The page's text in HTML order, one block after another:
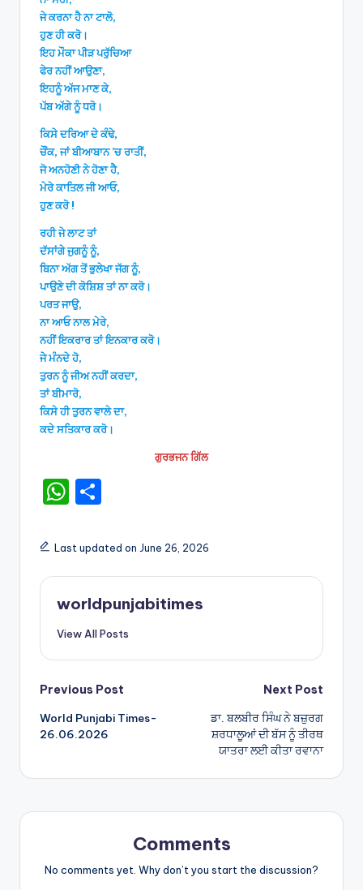
ਜੇ ਕਰਨਾ ਹੈ ਨਾ ਟਾਲੋ,
ਹੁਣ ਹੀ ਕਰੋ।
ਇਹ ਮੌਕਾ ਪੀੜ ਪਰੁੱਚਿਆ
ਫੇਰ ਨਹੀਂ ਆਉਣਾ,
ਇਹਨੂੰ ਅੱਜ ਮਾਣ ਕੇ,
ਪੱਬ ਅੱਗੇ ਨੂੰ ਧਰੋ।
ਕਿਸੇ ਦਰਿਆ ਦੇ ਕੰਢੇ,
ਚੌਂਕ, ਜਾਂ ਬੀਆਬਾਨ ’ਚ ਰਾਤੀਂ,
ਜੋ ਅਨਹੋਣੀ ਨੇ ਹੋਣਾ ਹੈ,
ਮੇਰੇ ਕਾਤਿਲ ਜੀ ਆਓ,
ਹੁਣ ਕਰੋ !
ਰਹੀ ਜੇ ਲਾਟ ਤਾਂ
ਦੱਸਾਂਗੇ ਜੁਗਨੂੰ ਨੂੰ,
ਬਿਨਾ ਅੱਗ ਤੋਂ ਭੁਲੇਖਾ ਜੱਗ ਨੂੰ,
ਪਾਉਣੇ ਦੀ ਕੋਸ਼ਿਸ਼ ਤਾਂ ਨਾ ਕਰੋ।
ਪਰਤ ਜਾਉ,
ਨਾ ਆਓ ਨਾਲ ਮੇਰੇ,
ਨਹੀਂ ਇਕਰਾਰ ਤਾਂ ਇਨਕਾਰ ਕਰੋ।
ਜੇ ਮੰਨਦੇ ਹੋ,
ਤੁਰਨ ਨੂੰ ਜੀਅ ਨਹੀਂ ਕਰਦਾ,
ਤਾਂ ਬੀਮਾਰੋ,
ਕਿਸੇ ਹੀ ਤੁਰਨ ਵਾਲੇ ਦਾ,
ਕਦੇ ਸਤਿਕਾਰ ਕਰੋ।
ਗੁਰਭਜਨ ਗਿੱਲ
W
a
ts
A
p
ar
e
Last updated on June 26, 2026
worldpunjabitimes
View All Posts
Post
navigation
Previous Post
World Punjabi Times-
26.06.2026
Next Post
ਡਾ. ਬਲਬੀਰ ਸਿੰਘ ਨੇ ਬਜ਼ੁਰਗ
ਸ਼ਰਧਾਲੂਆਂ ਦੀ ਬੱਸ ਨੂੰ ਤੀਰਥ
ਯਾਤਰਾ ਲਈ ਕੀਤਾ ਰਵਾਨਾ
Comments
No comments yet. Why don’t you start the discussion?